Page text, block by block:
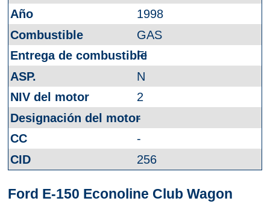
1998
GAS
FI
N
2
-
-
256
Ford E-150 Econoline Club Wagon